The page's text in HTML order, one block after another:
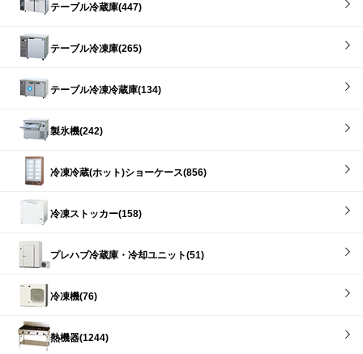
テーブル冷蔵庫(447)
テーブル冷凍庫(265)
テーブル冷凍冷蔵庫(134)
製氷機(242)
冷凍冷蔵(ホット)ショーケース(856)
冷凍ストッカー(158)
プレハブ冷蔵庫・冷却ユニット(51)
冷凍機(76)
熱機器(1244)